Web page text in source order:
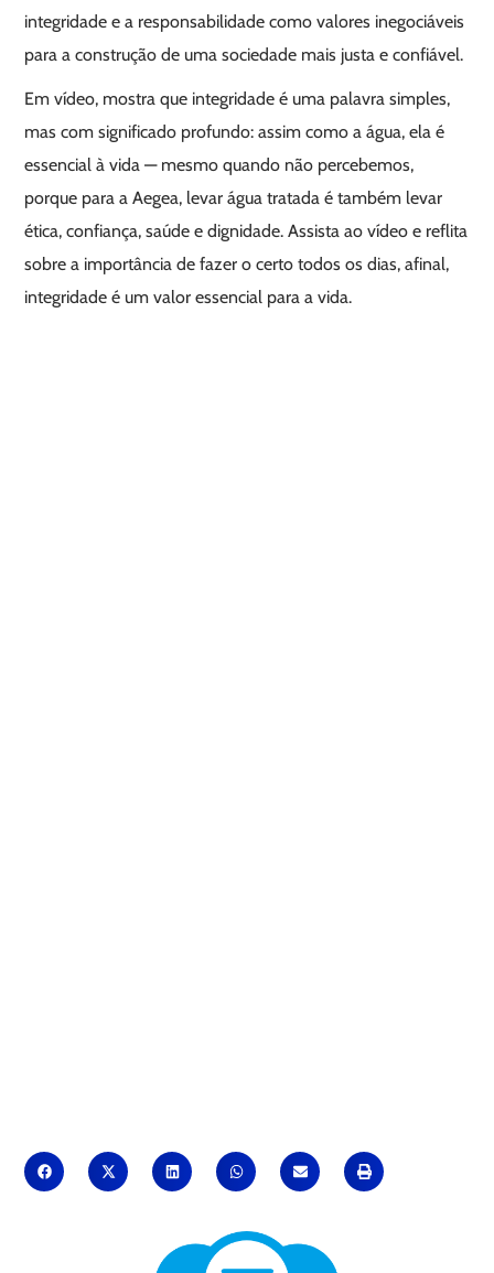
integridade e a responsabilidade como valores inegociáveis
para a construção de uma sociedade mais justa e confiável.
Em vídeo, mostra que integridade é uma palavra simples,
mas com significado profundo: assim como a água, ela é
essencial à vida — mesmo quando não percebemos,
porque para a Aegea, levar água tratada é também levar
ética, confiança, saúde e dignidade. Assista ao vídeo e reflita
sobre a importância de fazer o certo todos os dias, afinal,
integridade é um valor essencial para a vida.